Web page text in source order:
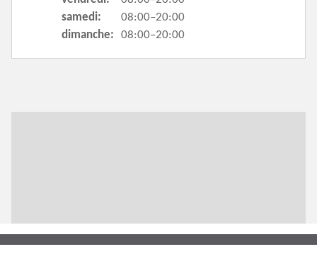
samedi:
08:00–20:00
dimanche:
08:00–20:00